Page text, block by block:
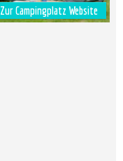
Zur Campingplatz Website